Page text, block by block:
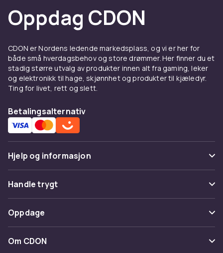
Oppdag CDON
CDON er Nordens ledende markedsplass, og vi er her for
både små hverdagsbehov og store drømmer. Her finner du et
stadig større utvalg av produkter innen alt fra gaming, leker
og elektronikk til hage, skjønnhet og produkter til kjæledyr.
Ting for livet, rett og slett.
Betalingsalternativ
Hjelp og informasjon
Vanlige spørsmål
Spor pakke
Angre & returner her
Kontakt oss
Handle trygt
Betaling
Levering
Oppdage
Kategorier
Om CDON